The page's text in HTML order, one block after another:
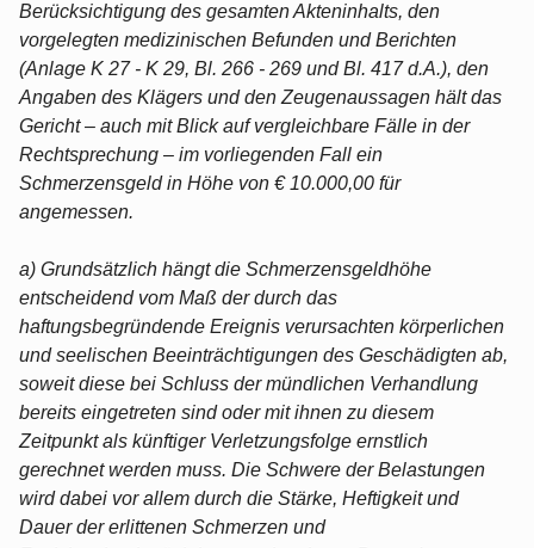
Berücksichtigung des gesamten Akteninhalts, den
vorgelegten medizinischen Befunden und Berichten
(Anlage K 27 - K 29, Bl. 266 - 269 und Bl. 417 d.A.), den
Angaben des Klägers und den Zeugenaussagen hält das
Gericht – auch mit Blick auf vergleichbare Fälle in der
Rechtsprechung – im vorliegenden Fall ein
Schmerzensgeld in Höhe von € 10.000,00 für
angemessen.
a) Grundsätzlich hängt die Schmerzensgeldhöhe
entscheidend vom Maß der durch das
haftungsbegründende Ereignis verursachten körperlichen
und seelischen Beeinträchtigungen des Geschädigten ab,
soweit diese bei Schluss der mündlichen Verhandlung
bereits eingetreten sind oder mit ihnen zu diesem
Zeitpunkt als künftiger Verletzungsfolge ernstlich
gerechnet werden muss. Die Schwere der Belastungen
wird dabei vor allem durch die Stärke, Heftigkeit und
Dauer der erlittenen Schmerzen und